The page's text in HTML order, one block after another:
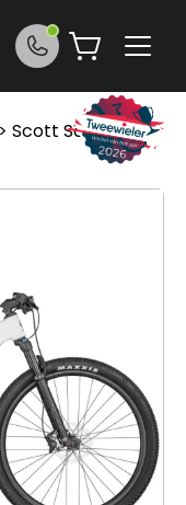
> Scott Scale 960